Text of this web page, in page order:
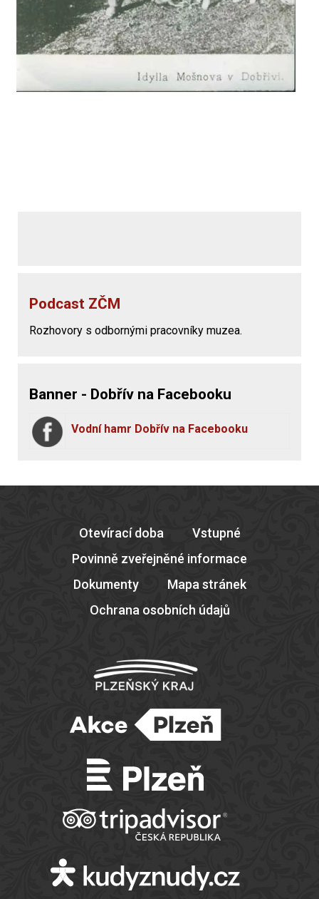
Podcast ZČM
Rozhovory s odbornými pracovníky muzea.
Banner - Dobřív na Facebooku
Vodní hamr Dobřív na Facebooku
Otevírací doba
Vstupné
Povinně zveřejněné informace
Dokumenty
Mapa stránek
Ochrana osobních údajů